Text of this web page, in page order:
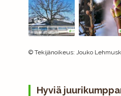
© Tekijänoikeus: Jouko
Hyviä